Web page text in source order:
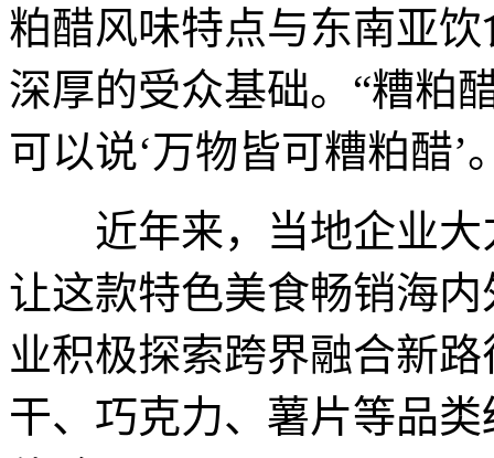
粕醋风味特点与东南亚
深厚的受众基础。“糟粕
可以说‘万物皆可糟粕醋’
近年来，当地企业大
让这款特色美食畅销海
业积极探索跨界融合新
干、巧克力、薯片等品